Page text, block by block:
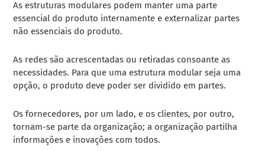
As estruturas modulares podem manter uma parte
essencial do produto internamente e externalizar partes
não essenciais do produto.
As redes são acrescentadas ou retiradas consoante as
necessidades. Para que uma estrutura modular seja uma
opção, o produto deve poder ser dividido em partes.
Os fornecedores, por um lado, e os clientes, por outro,
tornam-se parte da organização; a organização partilha
informações e inovações com todos.